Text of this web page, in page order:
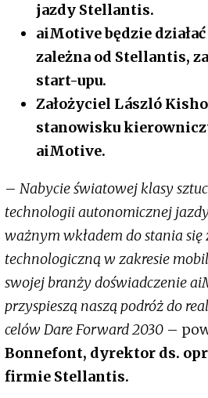
jazdy Stellantis.
aiMotive będzie
zależna od Stellantis,
start-upu.
Założyciel László
stanowisku
aiMotive.
– Nabycie światowej klasy
technologii autonomicznej
ważnym wkładem do stania
technologiczną w zakresie
swojej branży doświadczenie
przyspieszą naszą podróż do
celów Dare Forward 2030 –
Bonnefont, dyrektor ds.
firmie Stellantis.